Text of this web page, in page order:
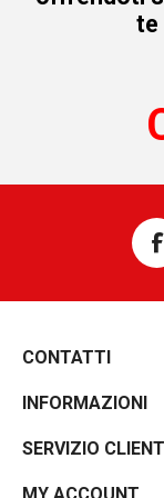
te
CONTATTI
INFORMAZIONI
SERVIZIO